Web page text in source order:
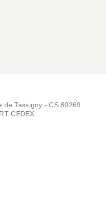
de Tassigny - CS 80269
CEDEX